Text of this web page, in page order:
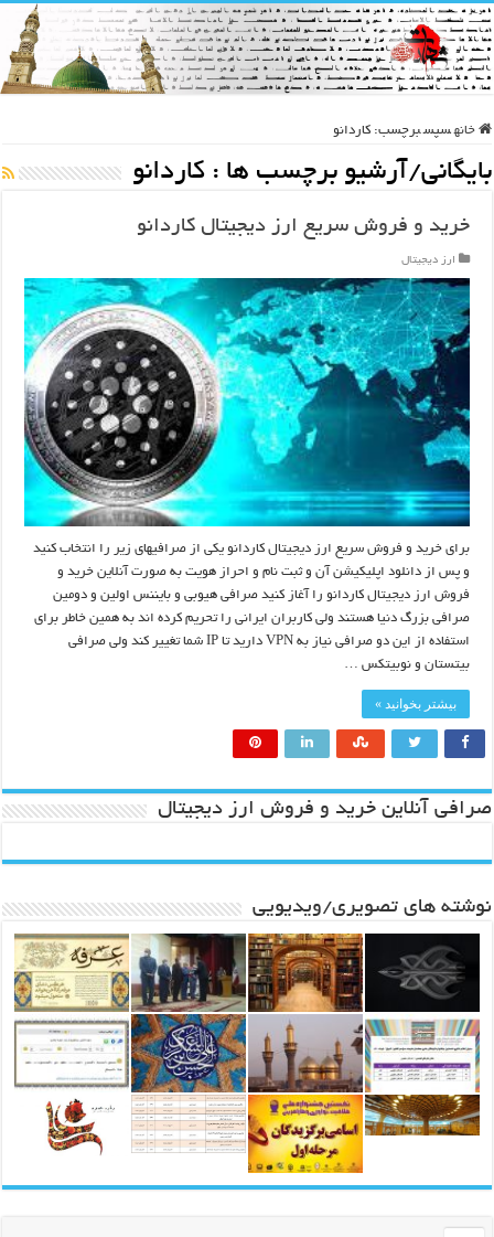
خانه سپس برچسب: کاردانو
بایگانی/آرشیو برچسب ها : کاردانو
خرید و فروش سریع ارز دیجیتال کاردانو
ارز دیجیتال
برای خرید و فروش سریع ارز دیجیتال کاردانو یکی از صرافیهای زیر را انتخاب کنید
و پس از دانلود اپلیکیشن آن و ثبت نام و احراز هویت به صورت آنلاین خرید و
فروش ارز دیجیتال کاردانو را آغاز کنید صرافی هیوبی و بایننس اولین و دومین
صرافی بزرگ دنیا هستند ولی کاربران ایرانی را تحریم کرده اند به همین خاطر برای
استفاده از این دو صرافی نیاز به VPN دارید تا IP شما تغییر کند ولی صرافی
بیتستان و نوبیتکس …
بیشتر بخوانید »
صرافی آنلاین خرید و فروش ارز دیجیتال
نوشته های تصویری/ویدیویی